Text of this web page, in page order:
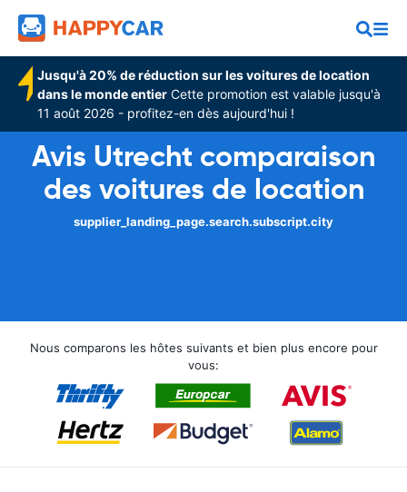
Jusqu'à 20% de réduction sur les voitures de location
dans le monde entier Cette promotion est valable jusqu'à
11 août 2026 - profitez-en dès aujourd'hui !
Avis Utrecht comparaison
des voitures de location
supplier_landing_page.search.subscript.city
Nous comparons les hôtes suivants et bien plus encore pour
vous: